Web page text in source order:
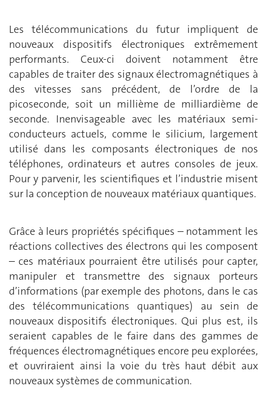
Les télécommunications du futur impliquent de
nouveaux dispositifs électroniques extrêmement
performants. Ceux-ci doivent notamment être
capables de traiter des signaux électromagnétiques à
des vitesses sans précédent, de l’ordre de la
picoseconde, soit un millième de milliardième de
seconde. Inenvisageable avec les matériaux semi-
conducteurs actuels, comme le silicium, largement
utilisé dans les composants électroniques de nos
téléphones, ordinateurs et autres consoles de jeux.
Pour y parvenir, les scientifiques et l’industrie misent
sur la conception de nouveaux matériaux quantiques.
Grâce à leurs propriétés spécifiques – notamment les
réactions collectives des électrons qui les composent
– ces matériaux pourraient être utilisés pour capter,
manipuler et transmettre des signaux porteurs
d’informations (par exemple des photons, dans le cas
des télécommunications quantiques) au sein de
nouveaux dispositifs électroniques. Qui plus est, ils
seraient capables de le faire dans des gammes de
fréquences électromagnétiques encore peu explorées,
et ouvriraient ainsi la voie du très haut débit aux
nouveaux systèmes de communication.